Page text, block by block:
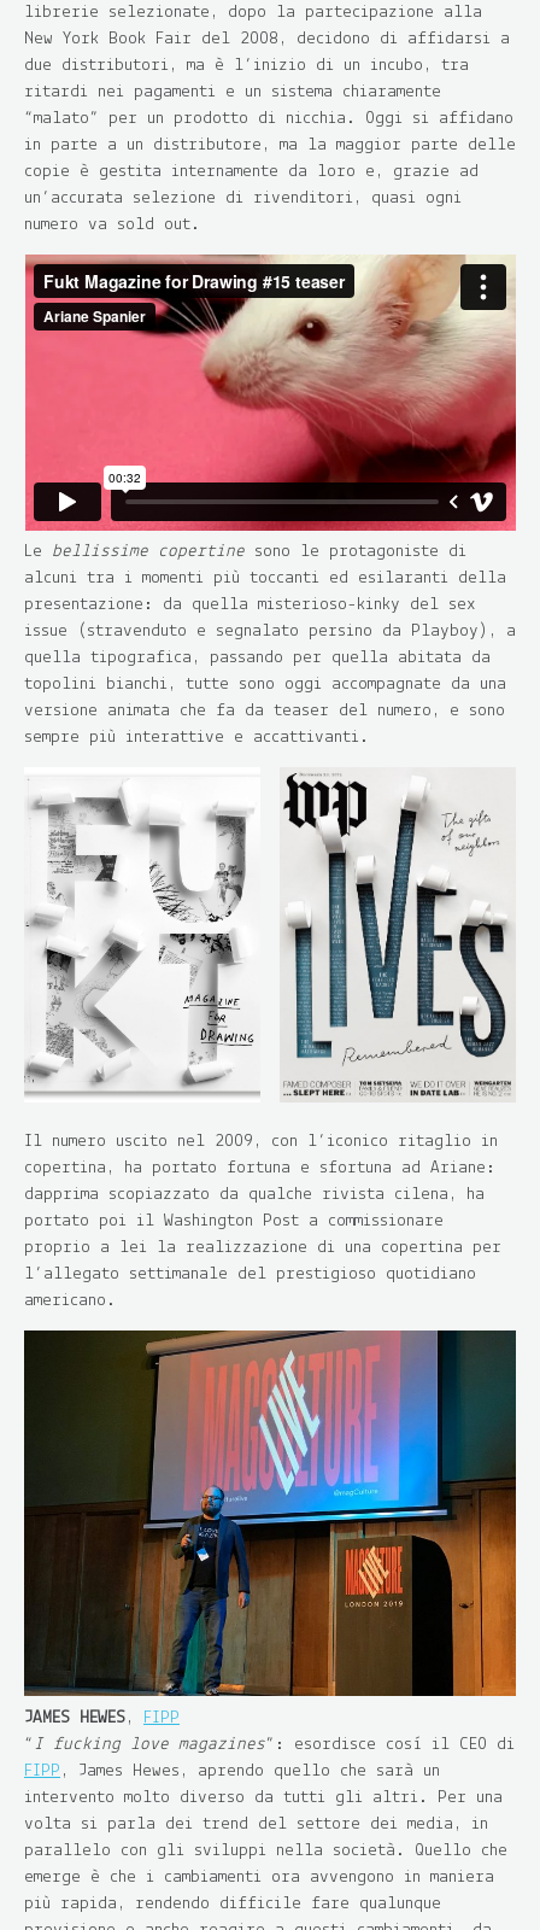
librerie selezionate, dopo la partecipazione alla
New York Book Fair del 2008, decidono di affidarsi a
due distributori, ma è l’inizio di un incubo, tra
ritardi nei pagamenti e un sistema chiaramente
“malato” per un prodotto di nicchia. Oggi si affidano
in parte a un distributore, ma la maggior parte delle
copie è gestita internamente da loro e, grazie ad
un’accurata selezione di rivenditori, quasi ogni
numero va sold out.
Le bellissime copertine sono le protagoniste di
alcuni tra i momenti più toccanti ed esilaranti della
presentazione: da quella misterioso-kinky del sex
issue (stravenduto e segnalato persino da Playboy), a
quella tipografica, passando per quella abitata da
topolini bianchi, tutte sono oggi accompagnate da una
versione animata che fa da teaser del numero, e sono
sempre più interattive e accattivanti.
Il numero uscito nel 2009, con l’iconico ritaglio in
copertina, ha portato fortuna e sfortuna ad Ariane:
dapprima scopiazzato da qualche rivista cilena, ha
portato poi il Washington Post a commissionare
proprio a lei la realizzazione di una copertina per
l’allegato settimanale del prestigioso quotidiano
americano.
JAMES HEWES ,
FIPP
“ I fucking love magazines”: esordisce così il CEO di
FIPP , James Hewes, aprendo quello che sarà un
intervento molto diverso da tutti gli altri. Per una
volta si parla dei trend del settore dei media, in
parallelo con gli sviluppi nella società. Quello che
emerge è che i cambiamenti ora avvengono in maniera
più rapida, rendendo difficile fare qualunque